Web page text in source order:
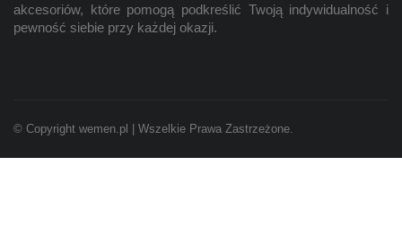
akcesoriów, które pomogą podkreślić Twoją indywidualność i
pewność siebie przy każdej okazji.
© Copyright wemen.pl | Wszelkie Prawa Zastrzeżone.